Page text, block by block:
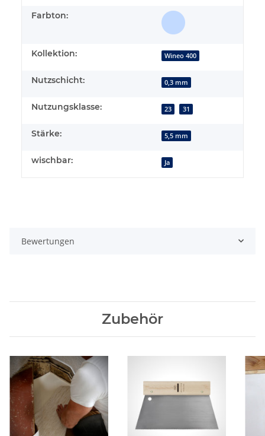
Farbton:
Kollektion: Wineo 400
Nutzschicht: 0,3 mm
Nutzungsklasse: 23 31
Stärke: 5,5 mm
wischbar: Ja
Bewertungen
Zubehör